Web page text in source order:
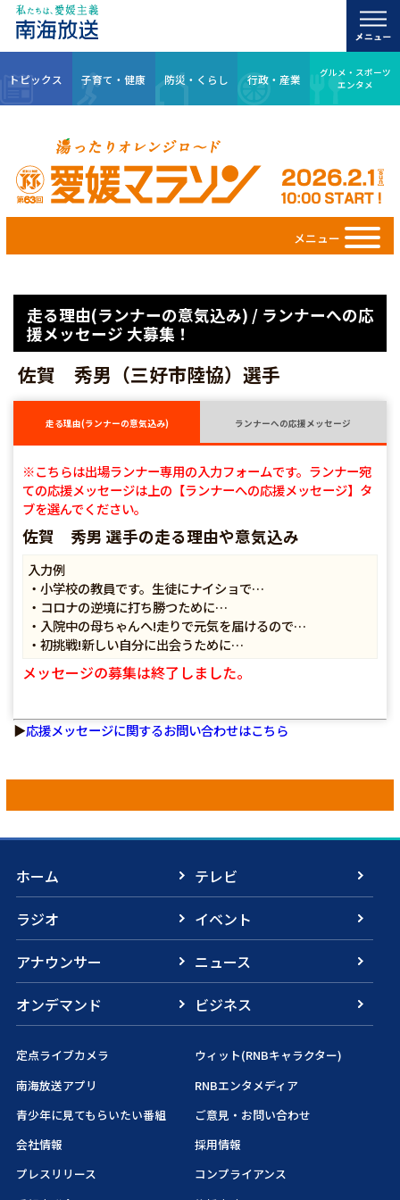
トピックス 子育て・健康 防災・くらし 行政・産業
グルメ・スポーツ
エンタメ
メニュー
走る理由(ランナーの意気込み) / ランナーへの応
援メッセージ 大募集！
佐賀 秀男（三好市陸協）選手
走る理由(ランナーの意気込み) ランナーへの応援メッセージ
※こちらは出場ランナー専用の入力フォームです。ランナー宛
ての応援メッセージは上の【ランナーへの応援メッセージ】タ
ブを選んでください。
佐賀 秀男 選手の走る理由や意気込み
入力例
・小学校の教員です。生徒にナイショで…
・コロナの逆境に打ち勝つために…
・入院中の母ちゃんへ!走りで元気を届けるので…
・初挑戦!新しい自分に出会うために…
メッセージの募集は終了しました。
▶応援メッセージに関するお問い合わせはこちら
ホーム
テレビ
ラジオ
イベント
アナウンサー
ニュース
オンデマンド
ビジネス
定点ライブカメラ
ウィット(RNBキャラクター)
南海放送アプリ
RNBエンタメディア
青少年に見てもらいたい番組
ご意見・お問い合わせ
会社情報
採用情報
プレスリリース
コンプライアンス